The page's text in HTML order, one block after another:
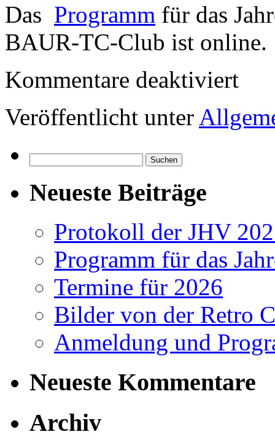
Jahrestreffen
2018
Das Programm für das
BAUR-TC-Club ist online.
Kommentare deaktiviert
2018
Veröffentlicht unter
nach:
Neueste Beiträge
Protokoll der JHV
Programm für das
Termine für 2026
Bilder von der Retro
Anmeldung und
Neueste Kommentare
Archiv